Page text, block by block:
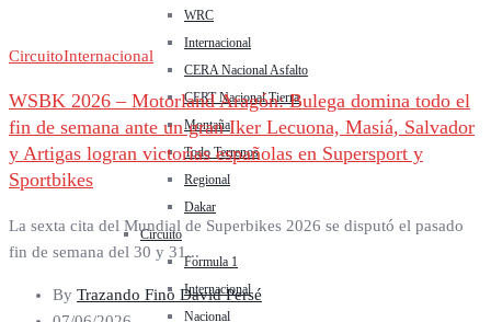
WRC
Internacional
CERA Nacional Asfalto
CERT Nacional Tierra
Montaña
Todo Terrenos
Regional
Dakar
Circuito
Formula 1
Internacional
Nacional
CircuitoInternacional
WSBK 2026 – Motorland Aragón: Bulega domina todo el
fin de semana ante un gran Iker Lecuona, Masiá, Salvador
y Artigas logran victorias españolas en Supersport y
Sportbikes
La sexta cita del Mundial de Superbikes 2026 se disputó el pasado
fin de semana del 30 y 31...
By Trazando Fino David Persé